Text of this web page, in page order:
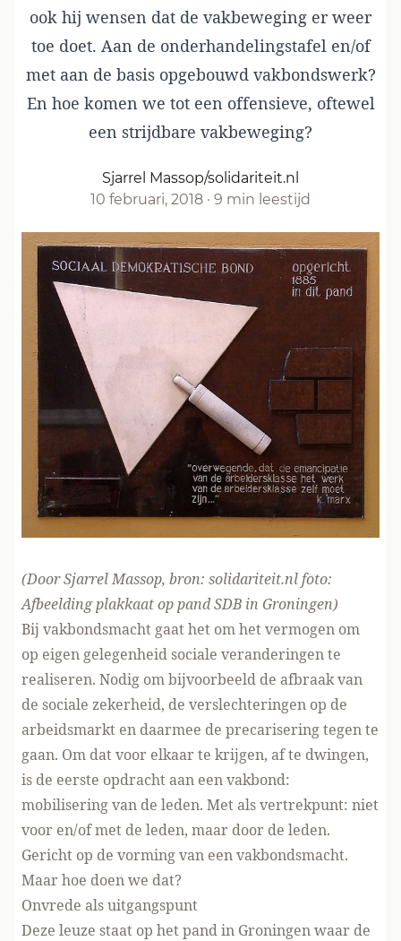
ook hij wensen dat de vakbeweging er weer
toe doet. Aan de onderhandelingstafel en/of
met aan de basis opgebouwd vakbondswerk?
En hoe komen we tot een offensieve, oftewel
een strijdbare vakbeweging?
Sjarrel Massop/solidariteit.nl
10 februari, 2018 · 9 min leestijd
(Door Sjarrel Massop, bron: solidariteit.nlfoto:
Afbeelding plakkaat op pand SDB in Groningen)
Bij vakbondsmacht gaat het om het vermogen om
op eigen gelegenheid sociale veranderingen te
realiseren. Nodig om bijvoorbeeld de afbraak van
de sociale zekerheid, de verslechteringen op de
arbeidsmarkt en daarmee de precarisering tegen te
gaan. Om dat voor elkaar te krijgen, af te dwingen,
is de eerste opdracht aan een vakbond:
mobilisering van de leden. Met als vertrekpunt: niet
voor en/of met de leden, maar door de leden.
Gericht op de vorming van een vakbondsmacht.
Maar hoe doen we dat?
Onvrede als uitgangspunt
Deze leuze staat op het pand in Groningen waar de